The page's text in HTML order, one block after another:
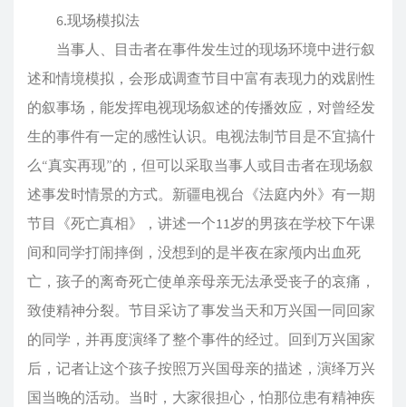
6.现场模拟法
当事人、目击者在事件发生过的现场环境中进行叙
述和情境模拟，会形成调查节目中富有表现力的戏剧性
的叙事场，能发挥电视现场叙述的传播效应，对曾经发
生的事件有一定的感性认识。电视法制节目是不宜搞什
么“真实再现”的，但可以采取当事人或目击者在现场叙
述事发时情景的方式。新疆电视台《法庭内外》有一期
节目《死亡真相》，讲述一个11岁的男孩在学校下午课
间和同学打闹摔倒，没想到的是半夜在家颅内出血死
亡，孩子的离奇死亡使单亲母亲无法承受丧子的哀痛，
致使精神分裂。节目采访了事发当天和万兴国一同回家
的同学，并再度演绎了整个事件的经过。回到万兴国家
后，记者让这个孩子按照万兴国母亲的描述，演绎万兴
国当晚的活动。当时，大家很担心，怕那位患有精神疾